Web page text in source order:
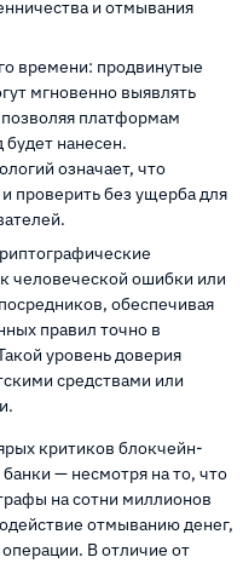
и отмывания
времени: продвинутые
мгновенно выявлять
платформам
будет нанесен.
означает, что
проверить без ущерба для
человеческой ошибки или
обеспечивая
правил точно в
уровень доверия
средствами или
критиков блокчейн-
— несмотря на то, что
на сотни миллионов
отмыванию денег,
В отличие от